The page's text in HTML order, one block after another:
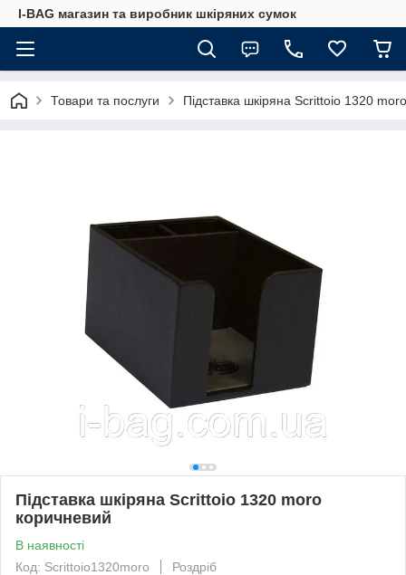
I-BAG магазин та виробник шкіряних сумок
Товари та послуги Підставка шкіряна Scrittoio 1320
Підставка шкіряна Scrittoio 1320 moro
коричневий
В наявності
Код: Scrittoio1320moro
Роздріб